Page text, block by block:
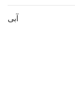
آبی